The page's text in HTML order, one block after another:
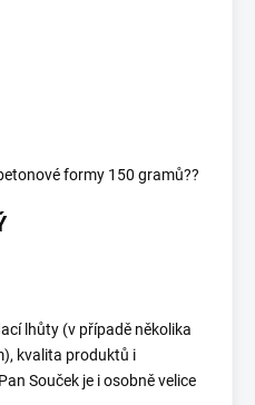
formy 150 gramů??
lhůty (v případě několika
kvalita produktů i
Souček je i osobně velice